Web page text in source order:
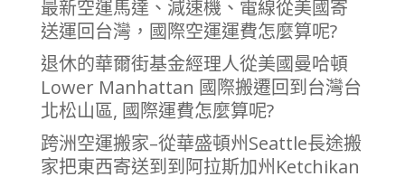
最新空運馬達、減速機、電線從美國寄
送運回台灣，國際空運運費怎麼算呢?
退休的華爾街基金經理人從美國曼哈頓
Lower Manhattan 國際搬遷回到台灣台
北松山區, 國際運費怎麼算呢?
跨洲空運搬家–從華盛頓州Seattle長途搬
家把東西寄送到到阿拉斯加州Ketchikan